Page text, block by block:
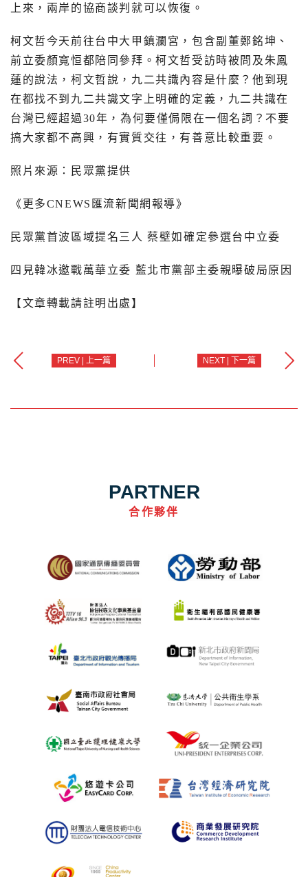
上來，兩岸的協商談判就可以恢復。
柯文哲今天前往台中大甲鎮瀾宮，包含副董鄭銘坤、
前立委顏寬恒都陪同參拜。柯文哲受訪時被問及朱鳳
蓮的說法，柯文哲說，九二共識內容是什麼？他到現
在都找不到九二共識文字上明確的定義，九二共識在
台灣已經超過30年，為何要僅侷限在一個名詞？不要
搞大家都不高興，有實質交往，有善意比較重要。
照片來源：民眾黨提供
《更多CNEWS 匯流新聞網報導》
民眾黨首波區域提名三人 蔡壁如確定參選台中立委
四見韓冰邀戰萬華立委 藍北市黨部主委親曝破局原因
【文章轉載請註明出處】
PREV | 上一篇 NEXT | 下一篇
PARTNER
合作夥伴